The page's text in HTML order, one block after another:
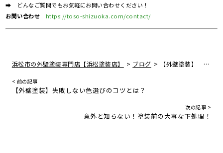
➡ どんなご質問でもお気軽にお問い合わせください！
お問い合わせ
https://toso-shizuoka.com/contact/
浜松市の外壁塗装専門店【浜松塗装店】 > ブログ > 【外壁塗装
< 前の記事
【外壁塗装】失敗しない色選びのコツとは？
次の記事 >
意外と知らない！塗装前の大事な下処理！